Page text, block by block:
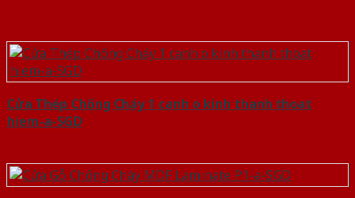
Cửa Thép Chống Cháy 1 canh o kinh thanh thoat
hiem-a-SGD